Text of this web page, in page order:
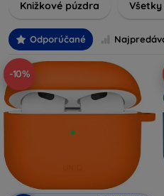
našli ten pravý doplnok pre
kryty sú nielen praktické, ale aj
neoddeliteľnou súčasťou
milovníkov technológií alebo
svoju investíciu, sme tu práve
Knižkové púzdra
Odporúčané
-10%